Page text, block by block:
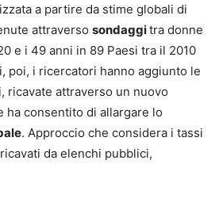
a partire da stime globali di
attraverso sondaggitra donne
e i 49 anni in 89 Paesi tra il 2010
poi, i ricercatori hanno aggiunto le
ricavate attraverso un nuovo
ha consentito di allargare lo
. Approccio che considera i tassi
da elenchi pubblici,